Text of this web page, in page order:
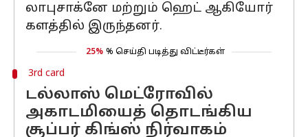
லாபுசாக்னே மற்றும் ஹெட் ஆகியோர்
களத்தில் இருந்தனர்.
25% % செய்தி படித்து விட்டீர்கள்
3rd card
டல்லாஸ் மெட்ரோவில்
அகாடமியைத் தொடங்கிய
சூப்பர் கிங்ஸ் நிர்வாகம்